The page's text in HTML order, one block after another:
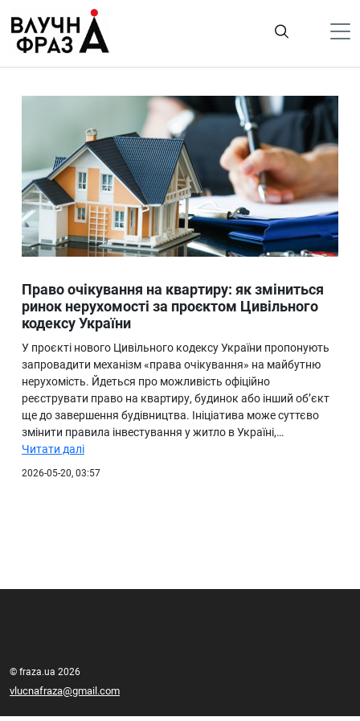
содержимому
Життя
Лайфстайл
ТехноНаука
Людина
Ukraine
Про нас
Право очікування на квартиру: як зміниться
ринок нерухомості за проєктом Цивільного
кодексу України
У проєкті нового Цивільного кодексу України пропонують
запровадити механізм «права очікування» на майбутню
нерухомість. Йдеться про можливість офіційно
реєструвати право на квартиру, будинок або інший об’єкт
ще до завершення будівництва. Ініціатива може суттєво
змінити правила інвестування у житло в Україні,…
Читати далі
2026-05-20, 03:57
© fraza.ua 2026
vlucnafraza@gmail.com